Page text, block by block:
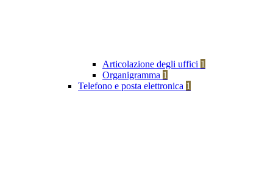
Articolazione degli uffici 1
Organigramma 1
Telefono e posta elettronica 1